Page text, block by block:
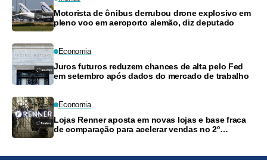
Motorista de ônibus derrubou drone explosivo em
pleno voo em aeroporto alemão, diz deputado
Economia
Juros futuros reduzem chances de alta pelo Fed
em setembro após dados do mercado de trabalho
Economia
Lojas Renner aposta em novas lojas e base fraca
de comparação para acelerar vendas no 2º